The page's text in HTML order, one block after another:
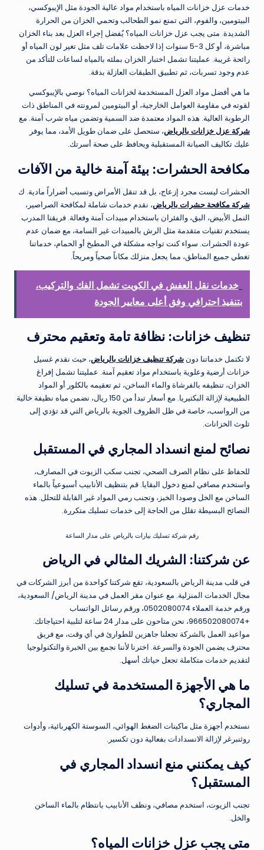
خدمات عزل خزانات المياه باستخدام مواد عالية الجودة مثل الإيبوكسي،
البيتومين، والفوم، التي تمنع نمو الطحالب وتحمي الخزان من الحرارة
الشديدة. متى يجب عزل خزانات المياه؟ يُفضل إجراء العزل بعد بناء الخزان
مباشرة، أو كل 3-5 سنوات إذا لاحظت علامات تلف مثل تغير لون المياه أو
رائحة غريبة. عمليتنا تشمل اختبار الخزان بملئه بالمياه لساعات للتأكد من
عدم وجود تسربات، ثم تطبيق الطبقات العازلة بدقة.
ما هي أفضل مواد العزل المستخدمة لخزانات المياه؟ نوصي بالإيبوكسي
لقوته في مقاومة العوامل الخارجية، أو البيتومين لمرونته في المناطق ذات
الرطوبة العالية. هذه المواد معتمدة ضد السمية وتضمن مياه شرب آمنة. مع
شركة عزل خزانات بالرياض، ستحصل على ضمان طويل الأمد، مما يوفر
عليك تكاليف الصيانة المستقبلية ويحافظ على صحة أسرتك.
مكافحة الحشرات: بيئة آمنة خالية من الآفات
الحشرات ليست مجرد إزعاج، بل قد تنقل الأمراض وتسبب أضراراً مادية. ك
شركة مكافحة حشرات بالرياض، نقدم خدمات شاملة لمكافحة الصراصير،
النمل الأبيض، البق، والفئران باستخدام مبيدات آمنة وفعالة. فريقنا المدرب
يستخدم تقنيات متقدمة مثل الرش بالمبيدات غير السامة، مع ضمان عدم
عودة الحشرات. سواء كنت تواجه مشكلة في المطبخ أو الحمام، خدماتنا
تغطي جميع المناطق، مما يجعل منزلك مكاناً صحياً ومريحاً.
خدمات نقل العفش في الكويت تشمل الفك والتركيب،
بتنفيذ احترافي وفق أعلى معايير الجودة
تنظيف خزانات: نظافة تامة وتعقيم محترف
لا تكتمل خدماتنا دون شركة تنظيف خزانات بالرياض، حيث نقدم غسيل
خزانات أرضية وعلوية باستخدام مواد تعقيم آمنة. عمليتنا تشمل إفراغ
الخزان، تنظيفه بالفرشاة والماء الساخن، ثم تعقيمه بالكلور أو المواد
الطبيعية لإزالة البكتيريا. مع أسعار تبدأ من 150 ريال، نضمن مياه نظيفة خالية
من الرواسب، خاصة في ظل الظروف الجوية بالرياض التي قد تؤدي إلى
تلوث الخزانات.
نصائح لمنع انسداد المجاري في المستقبل
للحفاظ على نظام الصرف الصحي، تجنب سكب الزيوت في المصارف،
واستخدم مصافي لمنع دخول البقايا. قم بتنظيف الأنابيب أسبوعياً بالماء
الساخن مع الخل وصودا الخبز، وتجنب رمي المواد غير القابلة للتحلل. هذه
النصائح البسيطة تقلل من الحاجة إلى خدمات تسليك متكررة.
رقم شركة تسليك بيارات بالرياض على مدار الساعة
عن شركتنا: الشريك المثالي في الرياض
في قلب مدينة الرياض بالسعودية، تقع شركتنا كواحدة من أبرز الشركات في
مجال الخدمات المنزلية. مع عنوان مقر العمل في مدينة الرياض/ السعودية،
ورقم خدمة العملاء 0502080074، ورقم رسائل الواتساب
+966502080074، نحن متاحون على مدار 24 ساعة لتلبية احتياجاتك.
مواعيد العمل بالشركة تجعلنا جاهزين للطوارئ في أي وقت، مع فريق
محترف يضمن الجودة والسرعة. اخترنا لأننا نجمع بين الخبرة والتكنولوجيا
لتقديم خدمات متكاملة تجعل حياتك أسهل.
ما هي الأجهزة المستخدمة في تسليك
المجاري؟
نستخدم أجهزة مثل ماكينات الضغط الهوائي، السوستة الكهربائية، وأدوات
روثنبرغر لإزالة الانسدادات بفعالية دون تكسير.
كيف يمكنني منع انسداد المجاري في
المستقبل؟
تجنب الزيوت، استخدم مصافي، ونظف الأنابيب بانتظام بالماء الساخن
والخل.
متى يجب عزل خزانات المياه؟